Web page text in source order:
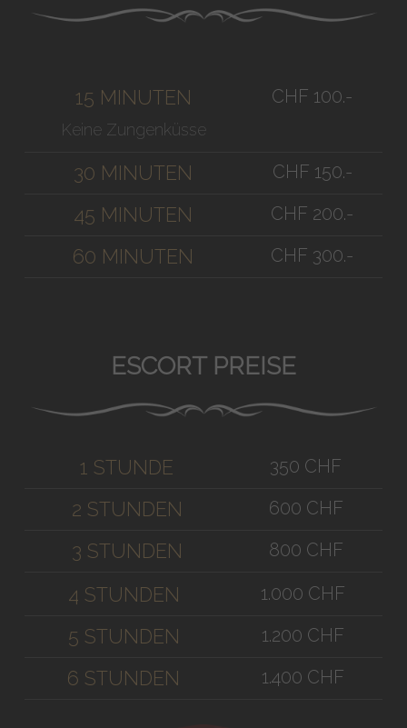
15 MINUTEN
Keine Zungenküsse
CHF 100.-
30 MINUTEN CHF 150.-
45 MINUTEN CHF 200.-
60 MINUTEN CHF 300.-
ESCORT PREISE
1 STUNDE 350 CHF
2 STUNDEN 600 CHF
3 STUNDEN 800 CHF
4 STUNDEN 1.000 CHF
5 STUNDEN 1.200 CHF
6 STUNDEN 1.400 CHF